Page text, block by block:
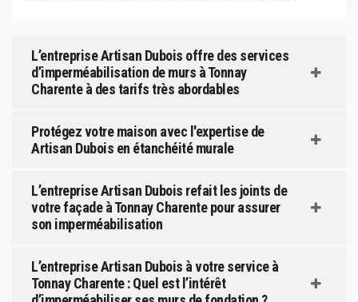
L’entreprise Artisan Dubois offre des services
d’imperméabilisation de murs à Tonnay
Charente à des tarifs très abordables
Protégez votre maison avec l'expertise de
Artisan Dubois en étanchéité murale
L’entreprise Artisan Dubois refait les joints de
votre façade à Tonnay Charente pour assurer
son imperméabilisation
L’entreprise Artisan Dubois à votre service à
Tonnay Charente : Quel est l’intérêt